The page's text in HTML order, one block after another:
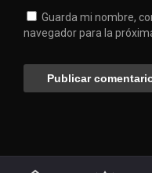
Guarda mi nombre,
navegador para la